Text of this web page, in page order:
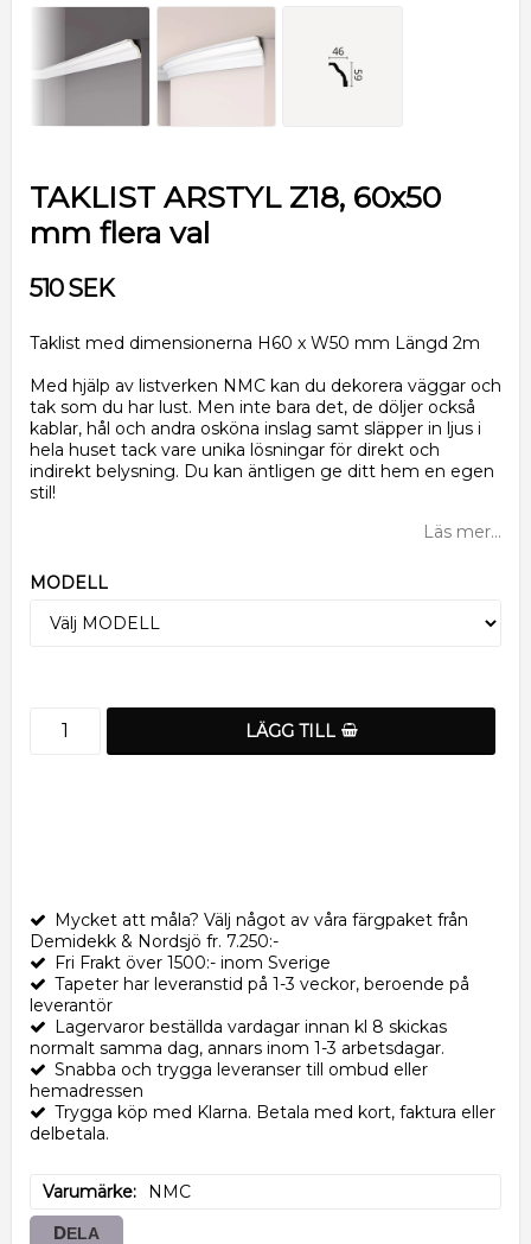
TAKLIST ARSTYL Z18, 60x50
mm flera val
510 SEK
Taklist med dimensionerna H60 x W50 mm Längd 2m
Med hjälp av listverken NMC kan du dekorera väggar och
tak som du har lust. Men inte bara det, de döljer också
kablar, hål och andra osköna inslag samt släpper in ljus i
hela huset tack vare unika lösningar för direkt och
indirekt belysning. Du kan äntligen ge ditt hem en egen
stil!
Läs mer...
MODELL
LÄGG TILL
Mycket att måla? Välj något av våra färgpaket från
Demidekk & Nordsjö fr. 7.250:-
Fri Frakt över 1500:- inom Sverige
Tapeter har leveranstid på 1-3 veckor, beroende på
leverantör
Lagervaror beställda vardagar innan kl 8 skickas
normalt samma dag, annars inom 1-3 arbetsdagar.
Snabba och trygga leveranser till ombud eller
hemadressen
Trygga köp med Klarna. Betala med kort, faktura eller
delbetala.
Varumärke NMC
DELA